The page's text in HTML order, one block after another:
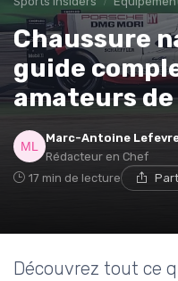
Chaussure
guide
amateurs
Marc-Antoine
Rédacteur en Chef
17 min de lecture
Découvrez tout ce